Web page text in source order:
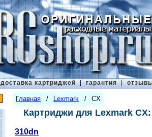
доставка картриджей | гарантия |
Главная / Lexmark / CX
Картриджи для Lexmark CX:
310dn